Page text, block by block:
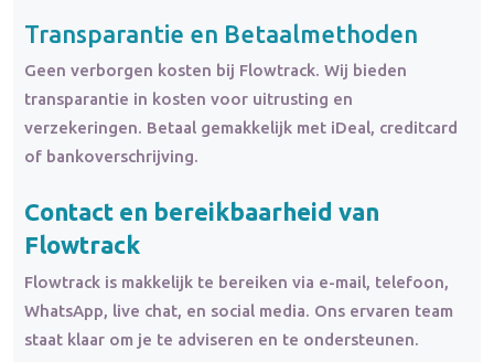
Transparantie en Betaalmethoden
Geen verborgen kosten bij Flowtrack. Wij bieden
transparantie in kosten voor uitrusting en
verzekeringen. Betaal gemakkelijk met iDeal, creditcard
of bankoverschrijving.
Contact en bereikbaarheid van
Flowtrack
Flowtrack is makkelijk te bereiken via e-mail, telefoon,
WhatsApp, live chat, en social media. Ons ervaren team
staat klaar om je te adviseren en te ondersteunen.